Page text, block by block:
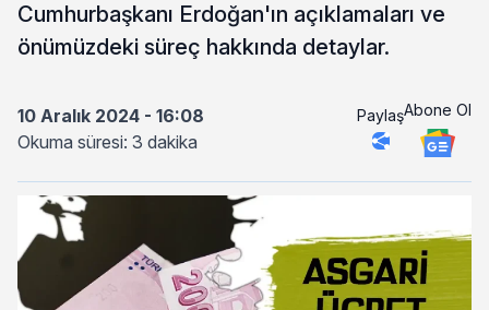
Cumhurbaşkanı Erdoğan'ın açıklamaları ve
önümüzdeki süreç hakkında detaylar.
10 Aralık 2024 - 16:08
Okuma süresi: 3 dakika
PaylaşAbone Ol